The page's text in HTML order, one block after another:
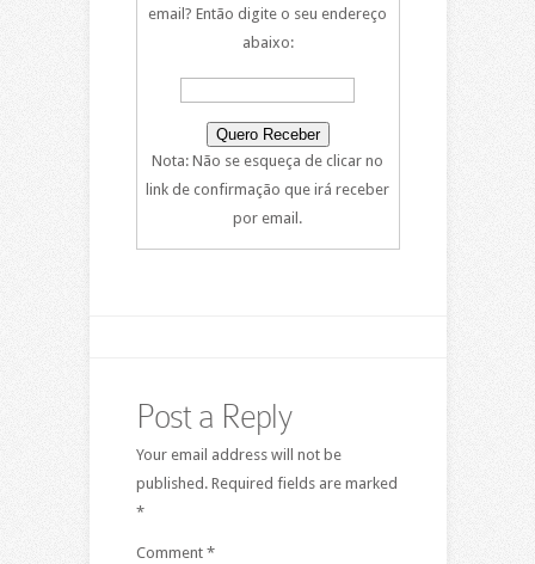
email? Então digite o seu endereço
abaixo:
Nota: Não se esqueça de clicar no
link de confirmação que irá receber
por email.
Post a Reply
Your email address will not be
published. Required fields are marked
*
Comment *